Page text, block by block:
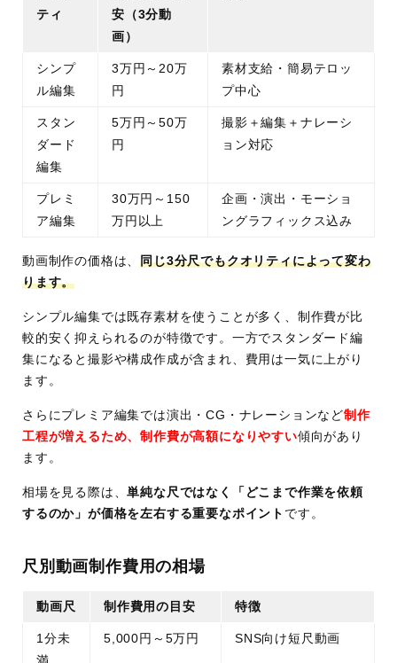
ティ
安（3分動
画）
シンプ
ル編集
3万円～20万
円
素材支給・簡易テロッ
プ中心
スタン
ダード
編集
5万円～50万
円
撮影＋編集＋ナレーシ
ョン対応
プレミ
ア編集
30万円～150
万円以上
企画・演出・モーショ
ングラフィックス込み
動画制作の価格は、同じ3分尺でもクオリティによって変わ
ります。
シンプル編集では既存素材を使うことが多く、制作費が比
較的安く抑えられるのが特徴です。一方でスタンダード編
集になると撮影や構成作成が含まれ、費用は一気に上がり
ます。
さらにプレミア編集では演出・CG・ナレーションなど制作
工程が増えるため、制作費が高額になりやすい傾向があり
ます。
相場を見る際は、単純な尺ではなく「どこまで作業を依頼
するのか」が価格を左右する重要なポイント です。
尺別動画制作費用の相場
動画尺 制作費用の目安 特徴
1分未
5,000円～5万円 SNS向け短尺動画